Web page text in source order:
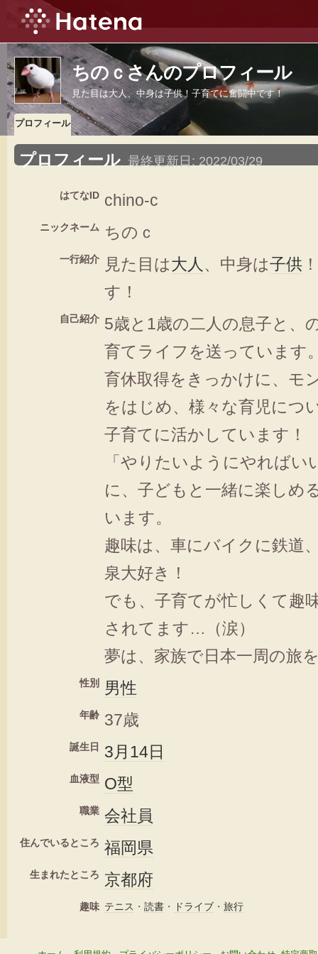
ちのｃさんのプロフィール
見た目は大人、中身は子供！子育てに奮闘中です！
プロフィール
プロフィール 最終更新日: 2022/03/29
はてなID chino-c
ニックネーム ちのｃ
一行紹介 見た目は大人 、中身は子供 ！
す！
自己紹介 5歳と1歳の二人の息子と、
育てライフを送っています
育休取得をきっかけに、モ
をはじめ、様々な育児につ
子育てに活かしています！
「やりたいようにやればい
に、子どもと一緒に楽しめ
います。
趣味は、車にバイクに鉄道
泉大好き！
でも、子育てが忙しくて趣
されてます…（涙）
夢は、家族で日本一周の旅
性別 男性
年齢 37歳
誕生日 3月14日
血液型 O型
職業 会社員
住んでいるところ 福岡県
生まれたところ 京都府
趣味 テニス ・ 読書 ・ ドライブ ・ 旅行